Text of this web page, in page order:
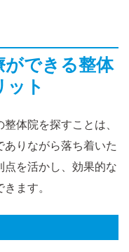
ができる整体
ット
体院を探すことは、
りながら落ち着いた
を活かし、効果的な
ます。